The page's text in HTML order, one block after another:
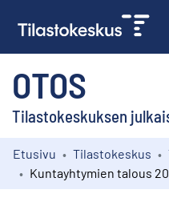
OTOS
Tilastokeskuksen
Kokoelmat
Etusivu Tilastokeskus
Kuntayhtymien talous